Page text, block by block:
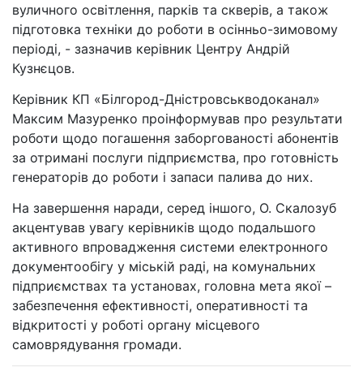
вуличного освітлення, парків та скверів, а також
підготовка техніки до роботи в осінньо-зимовому
періоді, - зазначив керівник Центру Андрій
Кузнєцов.
Керівник КП «Білгород-Дністровськводоканал»
Максим Мазуренко проінформував про результати
роботи щодо погашення заборгованості абонентів
за отримані послуги підприємства, про готовність
генераторів до роботи і запаси палива до них.
На завершення наради, серед іншого, О. Скалозуб
акцентував увагу керівників щодо подальшого
активного впровадження системи електронного
документообігу у міській раді, на комунальних
підприємствах та установах, головна мета якої –
забезпечення ефективності, оперативності та
відкритості у роботі органу місцевого
самоврядування громади.